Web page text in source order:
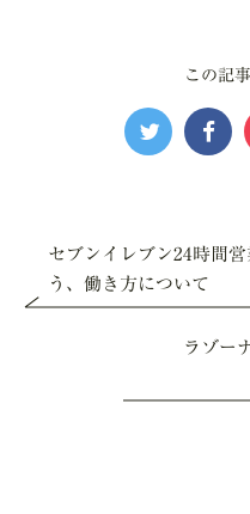
セブンイレブン24時間
う、働き方について
ラゾー